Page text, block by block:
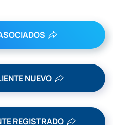
NUEVO
REGISTRADO